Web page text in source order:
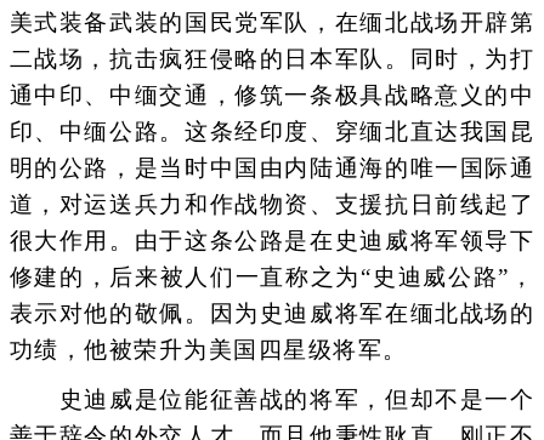
美式装备武装的国民党军队，在缅北战场开辟第
二战场，抗击疯狂侵略的日本军队。同时，为打
通中印、中缅交通，修筑一条极具战略意义的中
印、中缅公路。这条经印度、穿缅北直达我国昆
明的公路，是当时中国由内陆通海的唯一国际通
道，对运送兵力和作战物资、支援抗日前线起了
很大作用。由于这条公路是在史迪威将军领导下
修建的，后来被人们一直称之为“史迪威公路”，
表示对他的敬佩。因为史迪威将军在缅北战场的
功绩，他被荣升为美国四星级将军。
史迪威是位能征善战的将军，但却不是一个